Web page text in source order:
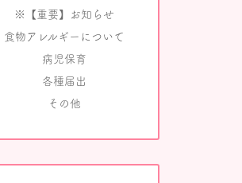
※【重要】お知らせ
食物アレルギーについて
病児保育
各種届出
その他